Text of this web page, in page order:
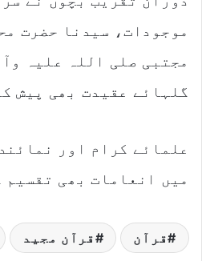
موجودات، سیدنا حضرت
مجتبی صلی اللہ علیہ
گلہائے عقیدت بھی پیش
علمائے کرام اور
میں انعامات بھی تقسیم
قرآن قرآن مجید